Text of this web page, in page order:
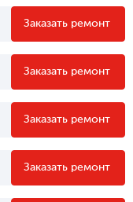
Заказать ремонт
Заказать ремонт
Заказать ремонт
Заказать ремонт